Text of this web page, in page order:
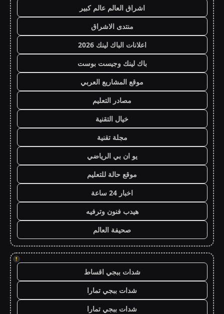
اشراق العالم عالم كبير
منتدى الاشراق
اعلانات الباك لينك 2026
باك لينك وجيست بوست
موقع المشاريع العربي
مصادر التعليم
خيال التقنية
مجلة تقنية
يو ان بي الرياضي
موقع حالة للتعليم
اخبار 24 ساعة
هيدب فنون وترفيه
صحيفة العالم
!
شدات ببجي اقساط
شدات ببجي تمارا
شدات ببجي تمارا